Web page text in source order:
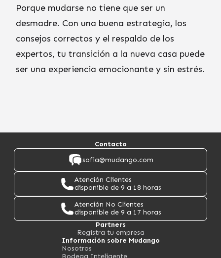
Porque mudarse no tiene que ser un
desmadre. Con una buena estrategia, los
consejos correctos y el respaldo de los
expertos, tu transición a la nueva casa puede
ser una experiencia emocionante y sin estrés.
Contacto
sofia@mudango.com
Atención Clientes
disponible de 9 a 18 horas
Atención No Clientes
disponible de 9 a 17 horas
Partners
Registra tu empresa
Información sobre Mudango
Nosotros
Bodega Inteligente